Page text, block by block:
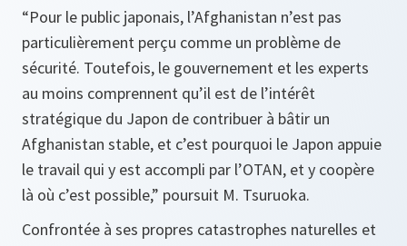
“Pour le public japonais, l’Afghanistan n’est pas
particulièrement perçu comme un problème de
sécurité. Toutefois, le gouvernement et les experts
au moins comprennent qu’il est de l’intérêt
stratégique du Japon de contribuer à bâtir un
Afghanistan stable, et c’est pourquoi le Japon appuie
le travail qui y est accompli par l’OTAN, et y coopère
là où c’est possible,” poursuit M. Tsuruoka.
Confrontée à ses propres catastrophes naturelles et